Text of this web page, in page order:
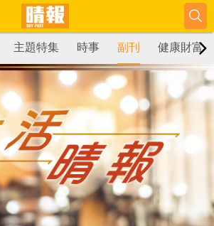
主題特集 時事 副刊 健康財富